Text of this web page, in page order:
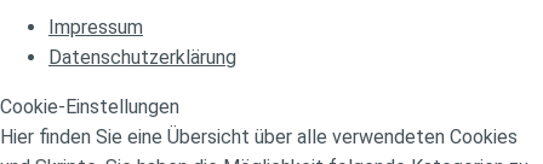
Impressum
Datenschutzerklärung
Cookie-Einstellungen
Hier finden Sie eine Übersicht über alle verwendeten Cookies